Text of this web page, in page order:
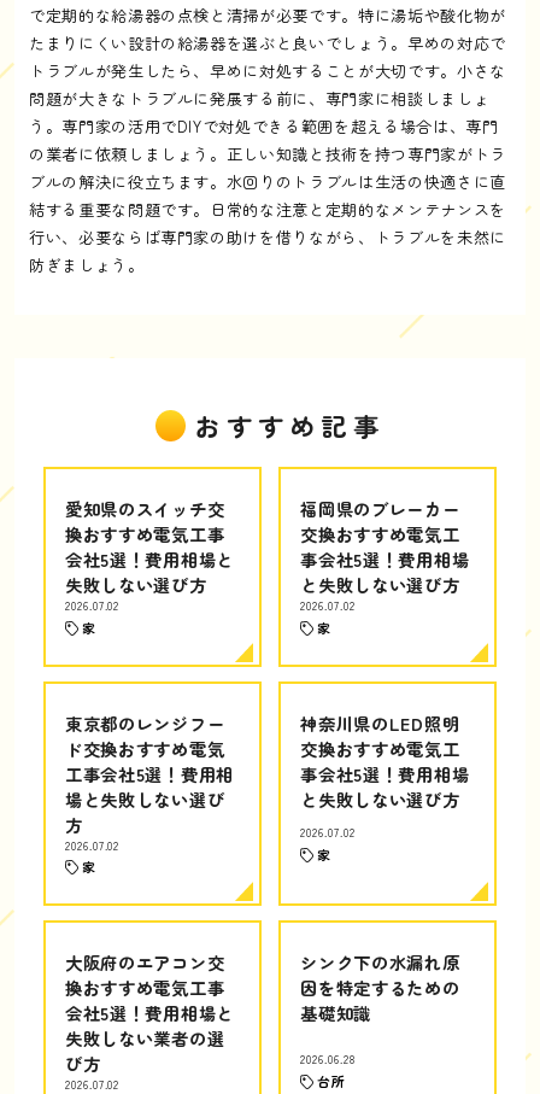
で定期的な給湯器の点検と清掃が必要です。特に湯垢や酸化物が
たまりにくい設計の給湯器を選ぶと良いでしょう。早めの対応で
トラブルが発生したら、早めに対処することが大切です。小さな
問題が大きなトラブルに発展する前に、専門家に相談しましょ
う。専門家の活用でDIYで対処できる範囲を超える場合は、専門
の業者に依頼しましょう。正しい知識と技術を持つ専門家がトラ
ブルの解決に役立ちます。水回りのトラブルは生活の快適さに直
結する重要な問題です。日常的な注意と定期的なメンテナンスを
行い、必要ならば専門家の助けを借りながら、トラブルを未然に
防ぎましょう。
おすすめ記事
愛知県のスイッチ交
換おすすめ電気工事
会社5選！費用相場と
失敗しない選び方
2026.07.02
家
福岡県のブレーカー
交換おすすめ電気工
事会社5選！費用相場
と失敗しない選び方
2026.07.02
家
東京都のレンジフー
ド交換おすすめ電気
工事会社5選！費用相
場と失敗しない選び
方
2026.07.02
家
神奈川県のLED照明
交換おすすめ電気工
事会社5選！費用相場
と失敗しない選び方
2026.07.02
家
大阪府のエアコン交
換おすすめ電気工事
会社5選！費用相場と
失敗しない業者の選
び方
2026.07.02
シンク下の水漏れ原
因を特定するための
基礎知識
2026.06.28
台所